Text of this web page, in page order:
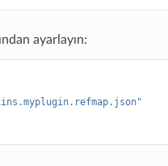
ayarlayın: